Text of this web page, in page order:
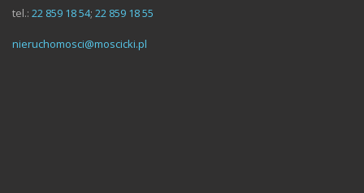
tel.: 22 859 18 54; 22 859 18 55
nieruchomosci@moscicki.pl